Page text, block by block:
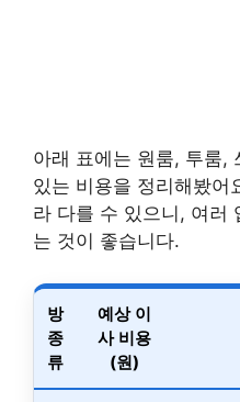
아래 표에는 원룸, 투룸,
있는 비용을 정리해봤어
라 다를 수 있으니, 여러
는 것이 좋습니다.
방
종
류
예상 이
사 비용
(원)